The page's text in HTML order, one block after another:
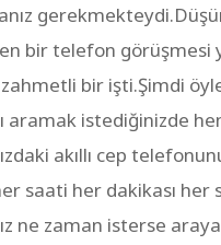
bir telefon görüşmesi
bir işti.Şimdi
aramak istediğinizde
akıllı cep
saati her dakikası her
ne zaman isterse